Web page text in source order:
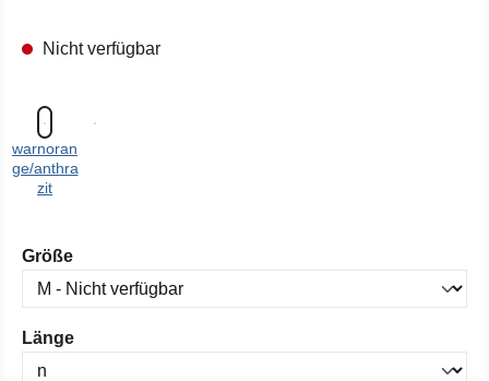
Nicht verfügbar
warnoran
ge/anthra
zit
Größeauswählen
Längeauswählen